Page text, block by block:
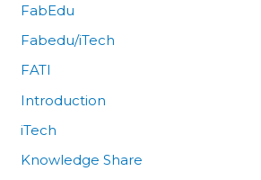
FabEdu
Fabedu/iTech
FATI
Introduction
iTech
Knowledge Share